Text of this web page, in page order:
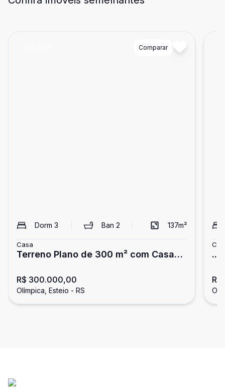
Comparar
Dorm 3 Ban2 137m²
Casa
Terreno Plano de 300 m² com Casa
R$ 300.000,00
Olímpica, Esteio - RS
...